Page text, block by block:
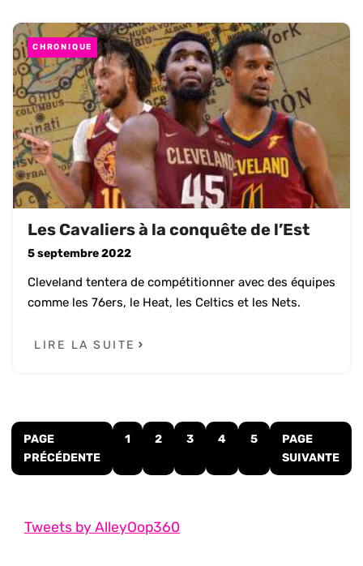
CHRONIQUE
Les Cavaliers à la conquête de l’Est
5 septembre 2022
Cleveland tentera de compétitionner avec des équipes
comme les 76ers, le Heat, les Celtics et les Nets.
LIRE LA SUITE
PAGE
PRÉCÉDENTE
1 2 3 4 5
PAGE
SUIVANTE
Tweets by AlleyOop360